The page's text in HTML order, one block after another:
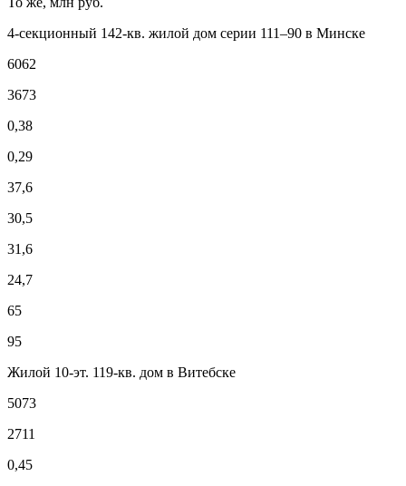
4-секционный 142-кв. жилой дом серии 111–90 в Минске
6062
3673
0,38
0,29
37,6
30,5
31,6
24,7
65
95
Жилой 10-эт. 119-кв. дом в Витебске
5073
2711
0,45